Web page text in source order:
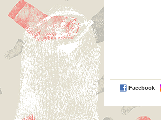
Facebook